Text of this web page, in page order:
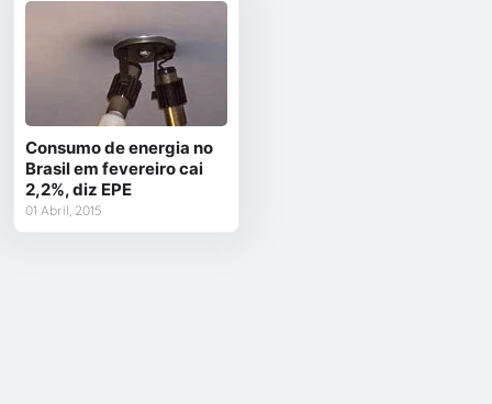
Consumo de energia no
Brasil em fevereiro cai
2,2%, diz EPE
01 Abril, 2015